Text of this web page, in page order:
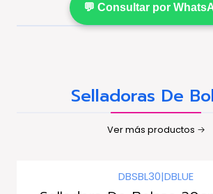
💬 Consultar por
Selladoras De
Ver más productos
DBSBL30|DBLUE